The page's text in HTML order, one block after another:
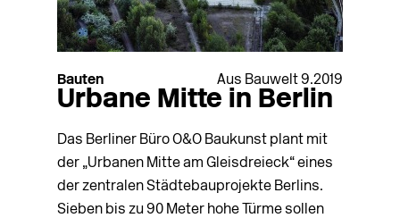
Bauten Aus Bauwelt 9.2019
Urbane Mitte in Berlin
Das Berliner Büro O&O Baukunst plant mit
der „Urbanen Mitte am Gleisdreieck“ eines
der zen­tralen Städtebauprojekte Berlins.
Sieben bis zu 90 Meter hohe Türme sollen